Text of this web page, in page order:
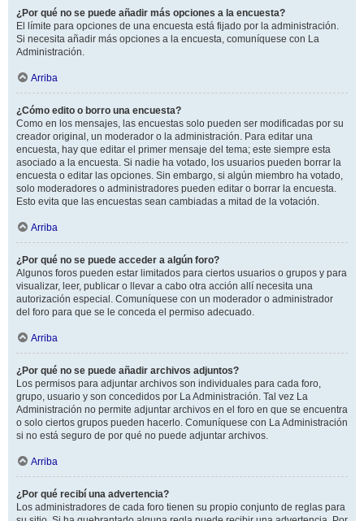
¿Por qué no se puede añadir más opciones a la encuesta?
El límite para opciones de una encuesta está fijado por la administración.
Si necesita añadir más opciones a la encuesta, comuníquese con La
Administración.
Arriba
¿Cómo edito o borro una encuesta?
Como en los mensajes, las encuestas solo pueden ser modificadas por su
creador original, un moderador o la administración. Para editar una
encuesta, hay que editar el primer mensaje del tema; este siempre esta
asociado a la encuesta. Si nadie ha votado, los usuarios pueden borrar la
encuesta o editar las opciones. Sin embargo, si algún miembro ha votado,
solo moderadores o administradores pueden editar o borrar la encuesta.
Esto evita que las encuestas sean cambiadas a mitad de la votación.
Arriba
¿Por qué no se puede acceder a algún foro?
Algunos foros pueden estar limitados para ciertos usuarios o grupos y para
visualizar, leer, publicar o llevar a cabo otra acción allí necesita una
autorización especial. Comuníquese con un moderador o administrador
del foro para que se le conceda el permiso adecuado.
Arriba
¿Por qué no se puede añadir archivos adjuntos?
Los permisos para adjuntar archivos son individuales para cada foro,
grupo, usuario y son concedidos por La Administración. Tal vez La
Administración no permite adjuntar archivos en el foro en que se encuentra
o solo ciertos grupos pueden hacerlo. Comuníquese con La Administración
si no está seguro de por qué no puede adjuntar archivos.
Arriba
¿Por qué recibí una advertencia?
Los administradores de cada foro tienen su propio conjunto de reglas para